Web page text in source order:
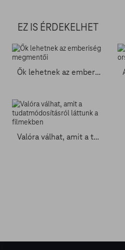
EZ IS ÉRDEKELHET
Ők lehetnek az emberiség megmentői
Valóra válhat, amit a tudatmódosításról láttunk a filmekben